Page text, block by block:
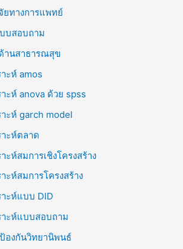
ยทางการแพทย์
บสอบถาม
านสาธารณสุข
าะห์ amos
าะห์ anova ด้วย spss
าะห์ garch model
าะห์ตลาด
ะห์สมการเชิงโครงสร้าง
าะห์สมการโครงสร้าง
าะห์แบบ DID
าะห์แบบสอบถาม
องกันวิทยานิพนธ์